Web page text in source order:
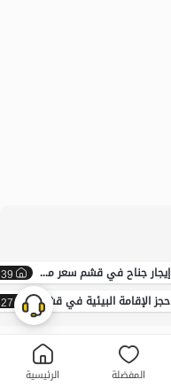
المفضلة الرئيسية
إيجار جناح في قشم سعر معقول
حجز الإقامة البيئية في قشم